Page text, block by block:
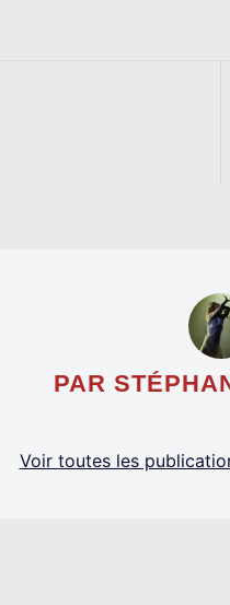
PAR
Voir toutes les